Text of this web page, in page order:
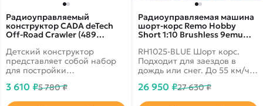
Радиоуправляемая машина
шорт-корс Remo Hobby
Short 1:10 Brushless 9emu
RH1025-BLUE Шорт корс.
Подходит для заездов в
дождь или снег. До 55 км/ч,
1:10
26 950 ₽27 630 ₽
Радиоуправляемый
конструктор CADA deTech
Off-Road Crawler (489
Детский конструктор
представляет собой набор
для постройки
на радиоуправлении,
3 610 ₽5 780 ₽